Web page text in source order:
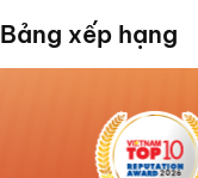
Bảng xếp hạng